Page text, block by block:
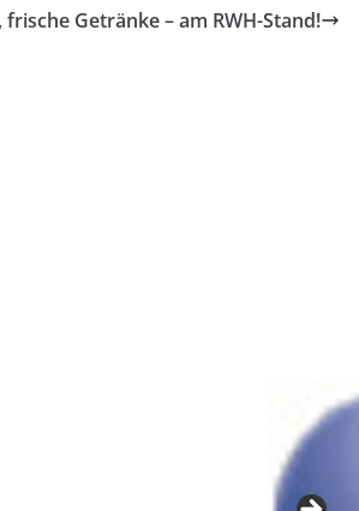
Getränke – am RWH-Stand!